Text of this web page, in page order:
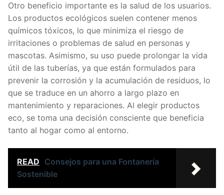
Otro beneficio importante es la salud de los usuarios.
Los productos ecológicos suelen contener menos
químicos tóxicos, lo que minimiza el riesgo de
irritaciones o problemas de salud en personas y
mascotas. Asimismo, su uso puede prolongar la vida
útil de las tuberías, ya que están formulados para
prevenir la corrosión y la acumulación de residuos, lo
que se traduce en un ahorro a largo plazo en
mantenimiento y reparaciones. Al elegir productos
eco, se toma una decisión consciente que beneficia
tanto al hogar como al entorno.
READ Consejos para una Fontanería
Sostenible